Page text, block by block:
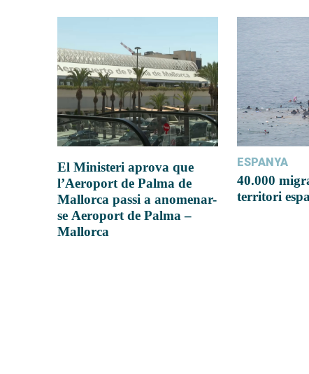
El Ministeri aprova que
l’Aeroport de Palma de
Mallorca passi a anomenar-
se Aeroport de Palma –
Mallorca
ESPANYA
40.000
territori